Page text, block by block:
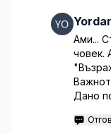
Ами...
човек.
Дано